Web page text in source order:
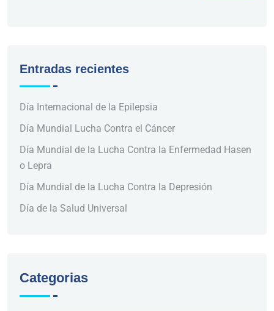
Entradas recientes
Día Internacional de la Epilepsia
Día Mundial Lucha Contra el Cáncer
Día Mundial de la Lucha Contra la Enfermedad Hasen
o Lepra
Día Mundial de la Lucha Contra la Depresión
Día de la Salud Universal
Categorias